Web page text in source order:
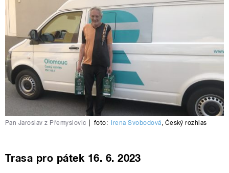
Pan Jaroslav z Přemyslovic foto: Irena Svobodová Český rozhlas
Trasa pro pátek 16. 6. 2023